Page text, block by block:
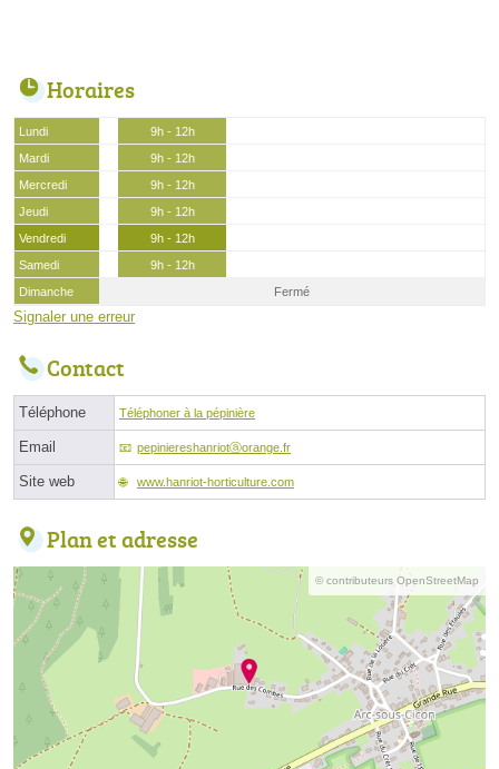
Horaires
Lundi
9h - 12h
Mardi
9h - 12h
Mercredi
9h - 12h
Jeudi
9h - 12h
Vendredi
9h - 12h
Samedi
9h - 12h
Dimanche
Fermé
Signaler une erreur
Contact
Téléphone Téléphoner à la pépinière
Email pepiniereshanriotⓐorange.fr
Site web www.hanriot-horticulture.com
Plan et adresse
© contributeurs OpenStreetMap